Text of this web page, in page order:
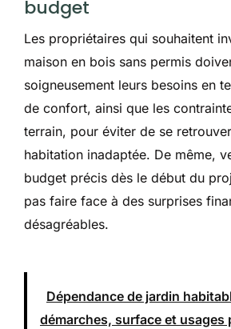
budget
Les propriétaires qui souhaitent
maison en bois sans permis
soigneusement leurs besoins en
de confort, ainsi que les
terrain, pour éviter de se
habitation inadaptée. De même,
budget précis dès le début du
pas faire face à des surprises
désagréables.
Dépendance de jardin
démarches, surface et usages